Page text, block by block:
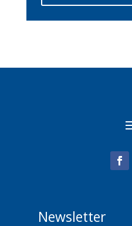
Newsletter